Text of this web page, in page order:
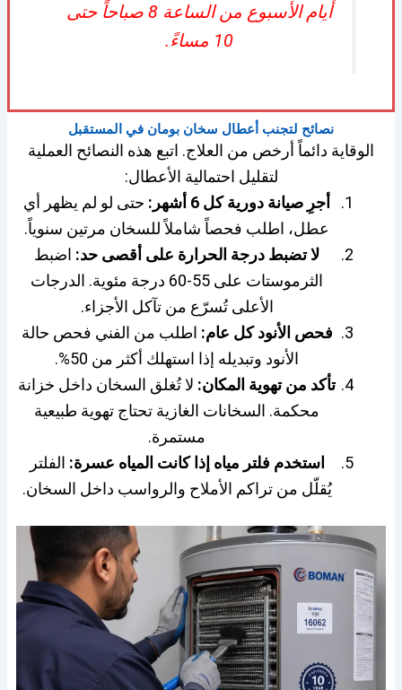
أيام الأسبوع من الساعة 8 صباحاً حتى
10 مساءً.
نصائح لتجنب أعطال سخان بومان في المستقبل
الوقاية دائماً أرخص من العلاج. اتبع هذه النصائح العملية
لتقليل احتمالية الأعطال:
أجرِ صيانة دورية كل 6 أشهر:
حتى لو لم يظهر أي
عطل، اطلب فحصاً شاملاً للسخان مرتين سنوياً.
لا تضبط درجة الحرارة على أقصى حد: اضبط
الثرموستات على 55-60 درجة مئوية. الدرجات
الأعلى تُسرّع من تآكل الأجزاء.
فحص الأنود كل عام: اطلب من الفني فحص حالة
الأنود وتبديله إذا استهلك أكثر من 50%.
تأكد من تهوية المكان: لا تُغلق السخان داخل خزانة
محكمة. السخانات الغازية تحتاج تهوية طبيعية
مستمرة.
استخدم فلتر مياه إذا كانت المياه عسرة: الفلتر
يُقلّل من تراكم الأملاح والرواسب داخل السخان.